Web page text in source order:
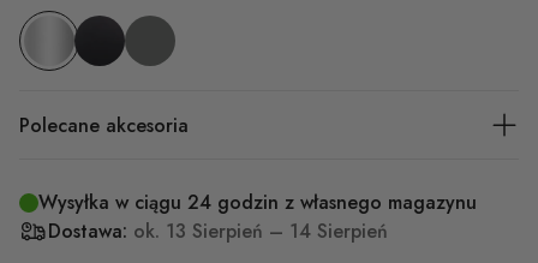
Polecane akcesoria
Wysyłka w ciągu 24 godzin z własnego magazynu
Dostawa: ok. 13 Sierpień – 14 Sierpień